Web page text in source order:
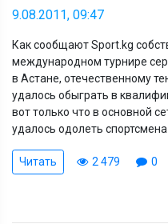
9.08.2011, 09:47
Как сообщают Sport.kg
международном турнире
в Астане, отечественному
удалось обыграть в
вот только что в основной
удалось одолеть
Читать 2 479 0